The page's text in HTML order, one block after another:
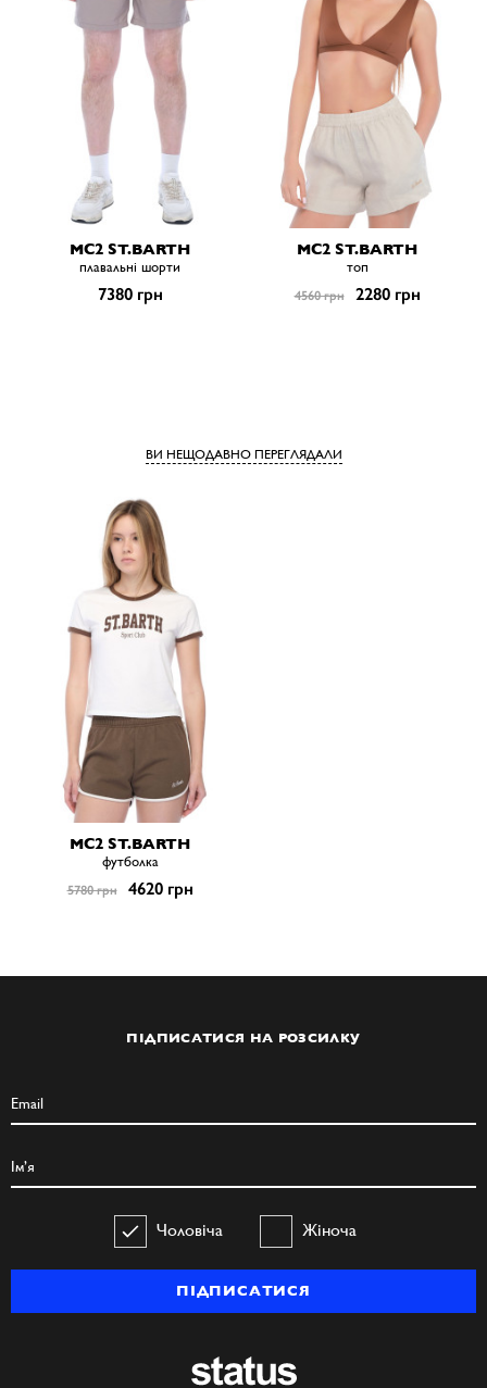
MC2 ST.BARTH
плавальні шорти
7380 грн
MC2 ST.BARTH
топ
4560 грн 2280 грн
ВИ НЕЩОДАВНО ПЕРЕГЛЯДАЛИ
MC2 ST.BARTH
футболка
5780 грн 4620 грн
ПІДПИСАТИСЯ НА РОЗСИЛКУ
Чоловіча Жіноча
ПІДПИСАТИСЯ